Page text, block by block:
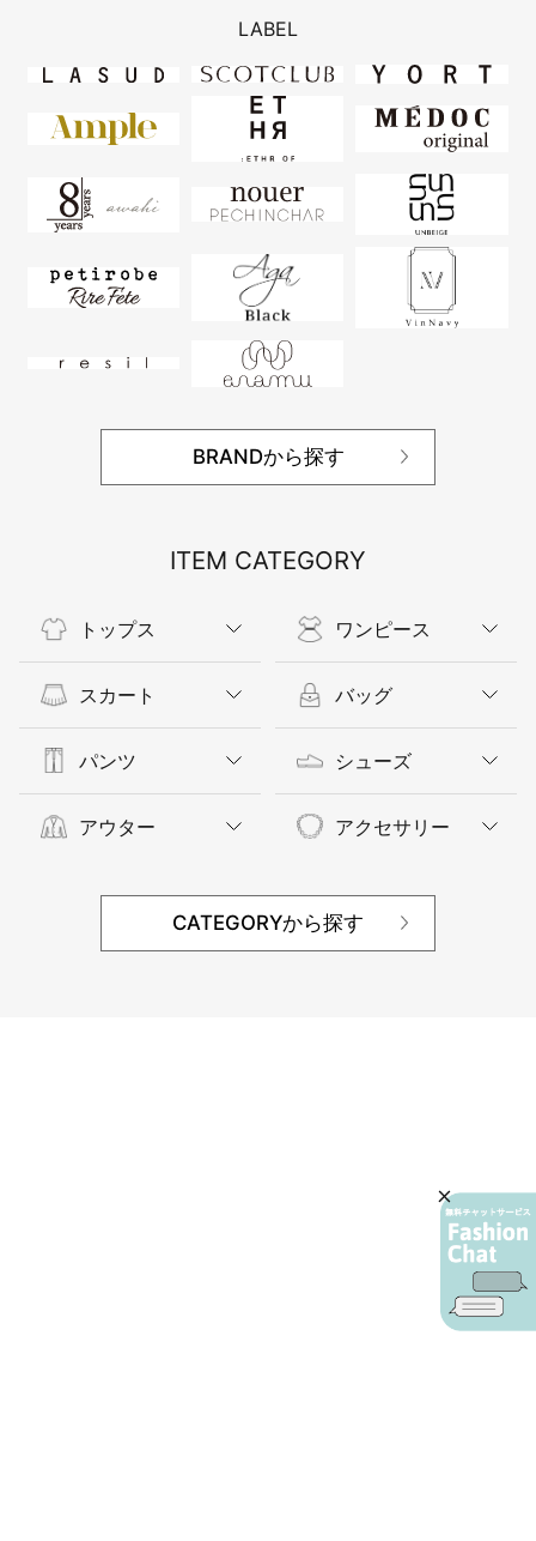
LABEL
BRANDから探す
ITEM CATEGORY
トップス
スカート
パンツ
アウター
ワンピース
バッグ
シューズ
アクセサリー
CATEGORYから探す